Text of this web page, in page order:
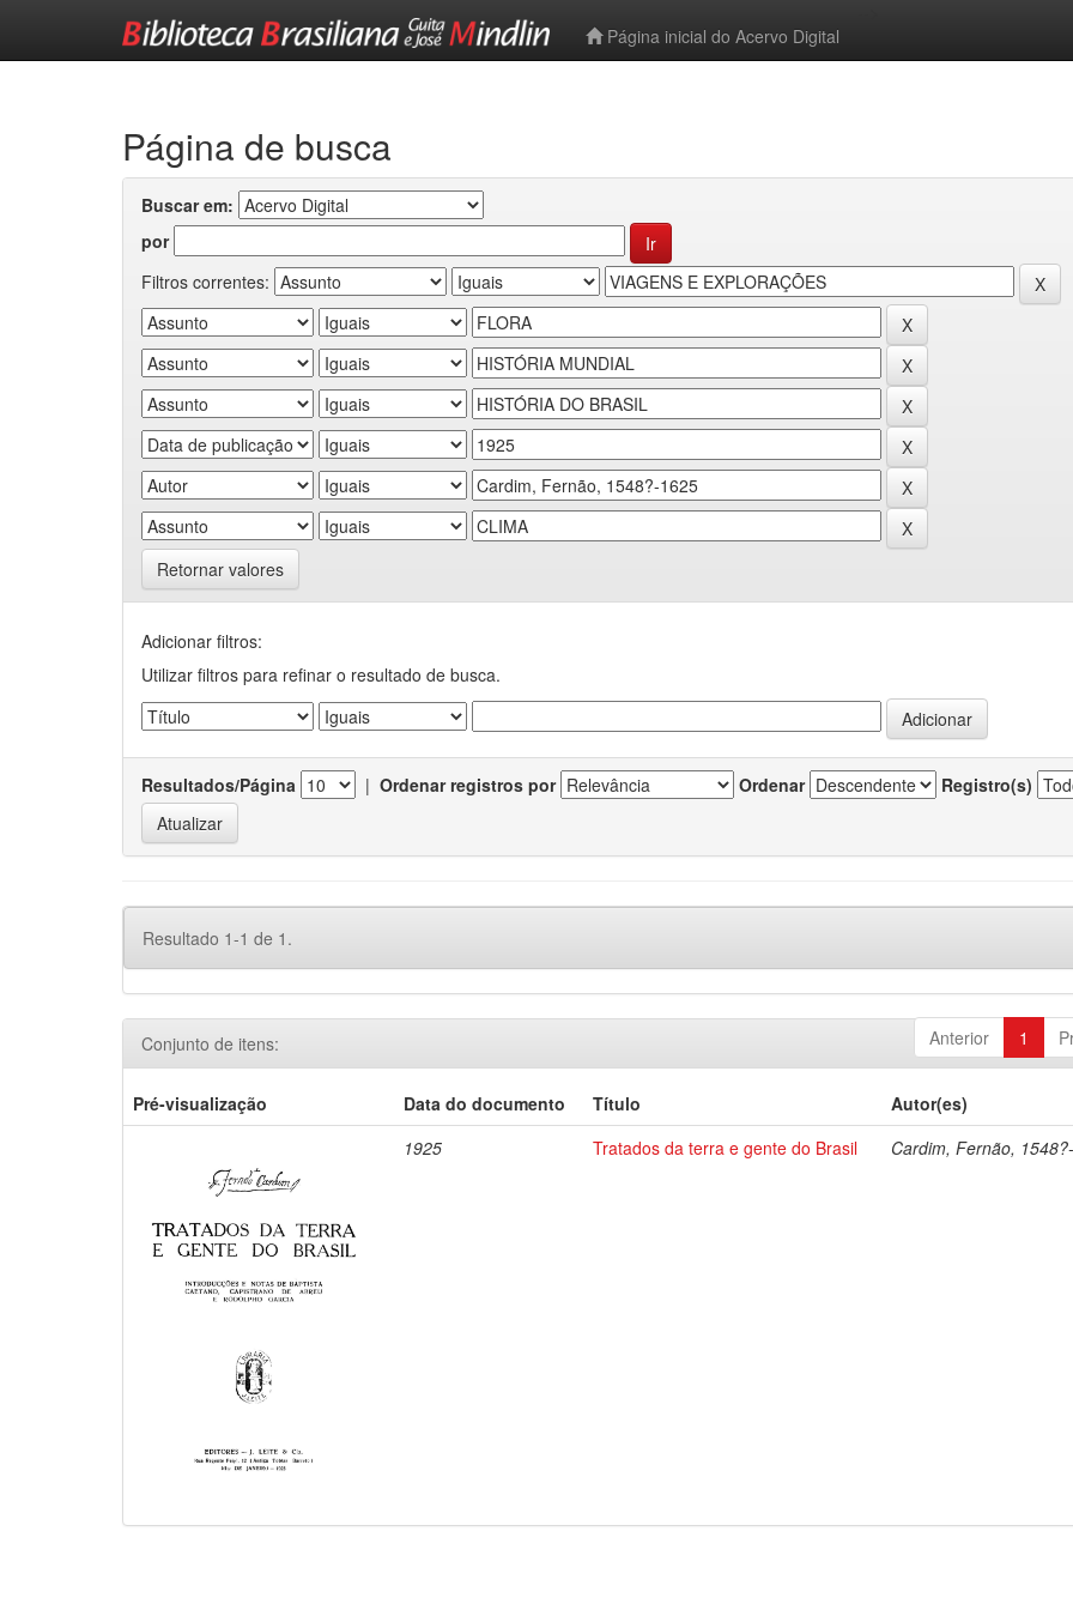
Página inicial do Acervo Digital
Página de busca
Buscar em:
por
Filtros correntes:
Retornar valores
Adicionar filtros:
Utilizar filtros para refinar o resultado de busca.
Resultados/Página | Ordenar registros por Ordenar Registro(s)
Resultado 1-1 de 1.
Anterior 1
Conjunto de itens:
Pré-visualização Data do documento Título
Autor(es)
1925
Tratados da terra e gente do Brasil Cardim, Fernão,